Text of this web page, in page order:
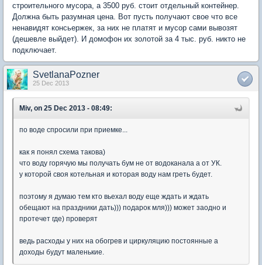
строительного мусора, а 3500 руб. стоит отдельный контейнер.
Должна быть разумная цена. Вот пусть получают свое что все
ненавидят консьержек, за них не платят и мусор сами вывозят
(дешевле выйдет). И домофон их золотой за 4 тыс. руб. никто не
подключает.
SvetlanaPozner
25 Dec 2013
Miv, on 25 Dec 2013 - 08:49:
по воде спросили при приемке...
как я понял схема такова)
что воду горячую мы получать бум не от водоканала а от УК.
у которой своя котельная и которая воду нам греть будет.
поэтому я думаю тем кто вьехал воду еще ждать и ждать
обещают на праздники дать))) подарок мля))) может заодно и
протечет где) проверят
ведь расходы у них на обогрев и циркуляцию постоянные а
доходы будут маленькие.